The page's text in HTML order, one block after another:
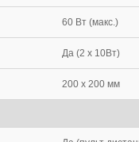
60 Вт (макс.)
Да (2 х 10Вт)
200 x 200 мм